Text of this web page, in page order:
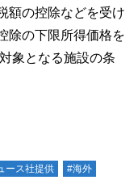
額の控除などを受け
除の下限所得価格を
象となる施設の条
ース社提供 #海外